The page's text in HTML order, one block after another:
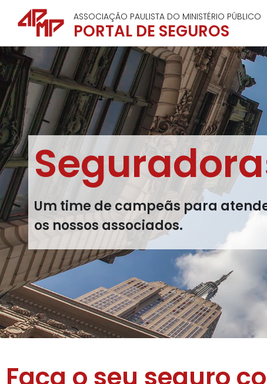
ASSOCIAÇÃO PAULISTA DO MINISTÉRIO PÚBLICO
PORTAL DE SEGUROS
Um time de campeãs para
os nossos associados.